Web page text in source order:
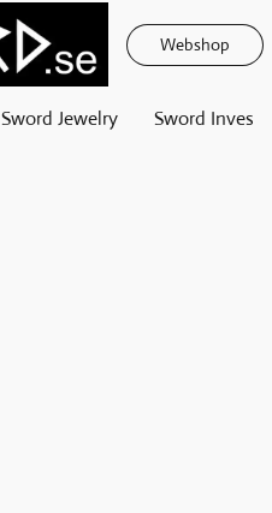
Webshop
Sword Jewelry Sword Invest